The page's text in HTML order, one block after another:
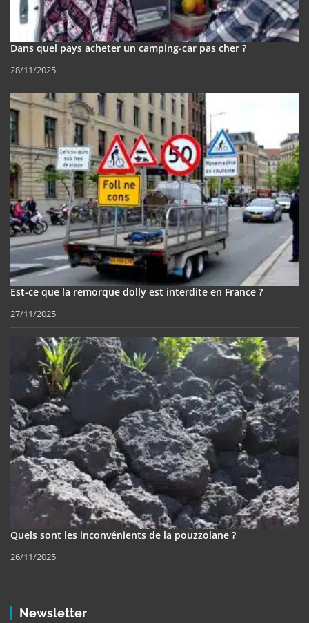
Dans quel pays acheter un camping-car pas cher ?
28/11/2025
Est-ce que la remorque dolly est interdite en France ?
27/11/2025
Quels sont les inconvénients de la pouzzolane ?
26/11/2025
Newsletter